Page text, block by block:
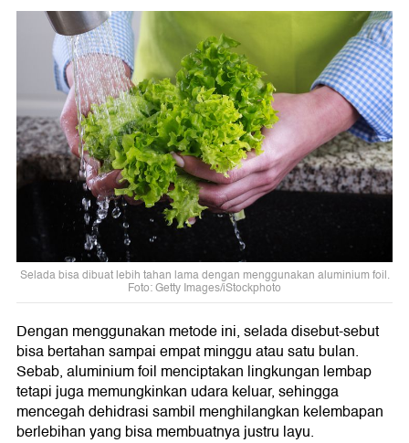
Selada bisa dibuat lebih tahan lama dengan menggunakan aluminium foil.
Foto: Getty Images/iStockphoto
Dengan menggunakan metode ini, selada disebut-sebut
bisa bertahan sampai empat minggu atau satu bulan.
Sebab, aluminium foil menciptakan lingkungan lembap
tetapi juga memungkinkan udara keluar, sehingga
mencegah dehidrasi sambil menghilangkan kelembapan
berlebihan yang bisa membuatnya justru layu.